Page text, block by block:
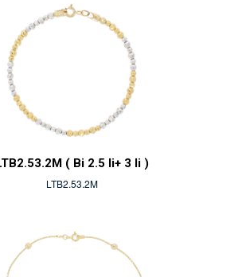
( Bi 2.5 li+ 3 li )
LTB2.53.2M